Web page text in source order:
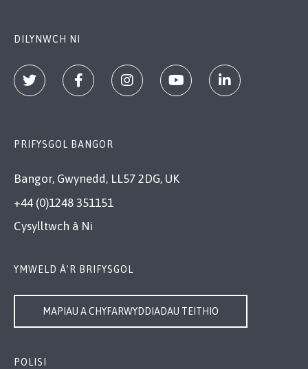
DILYNWCH NI
PRIFYSGOL BANGOR
Bangor, Gwynedd, LL57 2DG, UK
+44 (0)1248 351151
Cysylltwch â Ni
YMWELD Â’R BRIFYSGOL
MAPIAU A CHYFARWYDDIADAU TEITHIO
POLISI